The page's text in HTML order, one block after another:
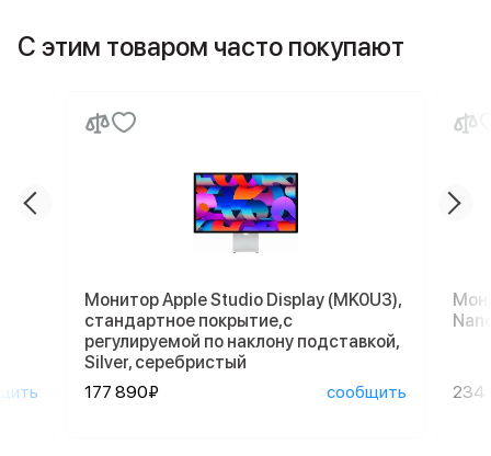
С этим товаром часто покупают
Монитор Apple Studio Display (MK0U3),
стандартное покрытие,с
регулируемой по наклону подставкой,
Silver, серебристый
177 890₽
сообщить 234